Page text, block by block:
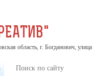
область, г. Богданович, улица